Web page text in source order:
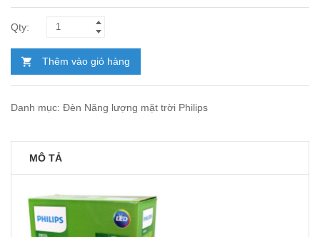
Thêm vào giỏ hàng
Danh mục: Đèn Năng lượng mặt trời Philips
MÔ TẢ